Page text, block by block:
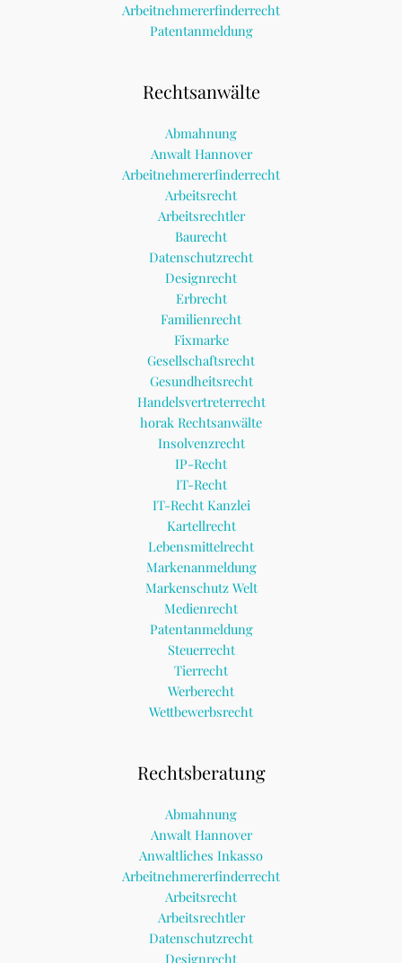
Arbeitnehmererfinderrecht
Patentanmeldung
Rechtsanwälte
Abmahnung
Anwalt Hannover
Arbeitnehmererfinderrecht
Arbeitsrecht
Arbeitsrechtler
Baurecht
Datenschutzrecht
Designrecht
Erbrecht
Familienrecht
Fixmarke
Gesellschaftsrecht
Gesundheitsrecht
Handelsvertreterrecht
horak Rechtsanwälte
Insolvenzrecht
IP-Recht
IT-Recht
IT-Recht Kanzlei
Kartellrecht
Lebensmittelrecht
Markenanmeldung
Markenschutz Welt
Medienrecht
Patentanmeldung
Steuerrecht
Tierrecht
Werberecht
Wettbewerbsrecht
Rechtsberatung
Abmahnung
Anwalt Hannover
Anwaltliches Inkasso
Arbeitnehmererfinderrecht
Arbeitsrecht
Arbeitsrechtler
Datenschutzrecht
Designrecht